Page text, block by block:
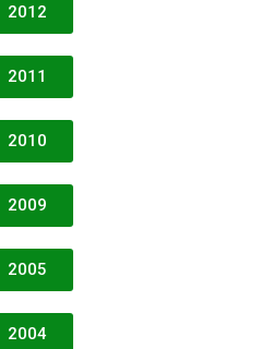
2012
2011
2010
2009
2005
2004